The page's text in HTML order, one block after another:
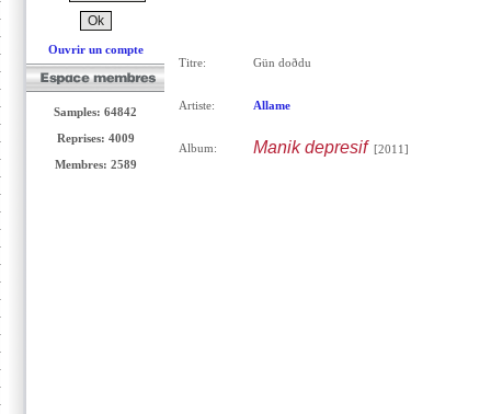
Ouvrir un compte
Samples: 64842
Reprises: 4009
Membres: 2589
Titre: Gün doðdu
Artiste: Allame
Album: Manik depresif[2011]